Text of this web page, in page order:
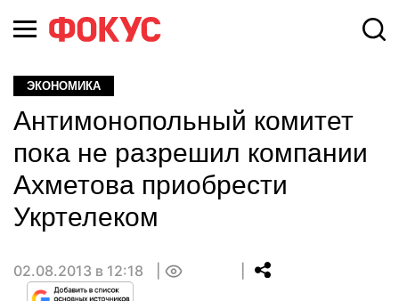
ЭКОНОМИКА
Антимонопольный комитет
пока не разрешил компании
Ахметова приобрести
Укртелеком
02.08.2013 в 12:18